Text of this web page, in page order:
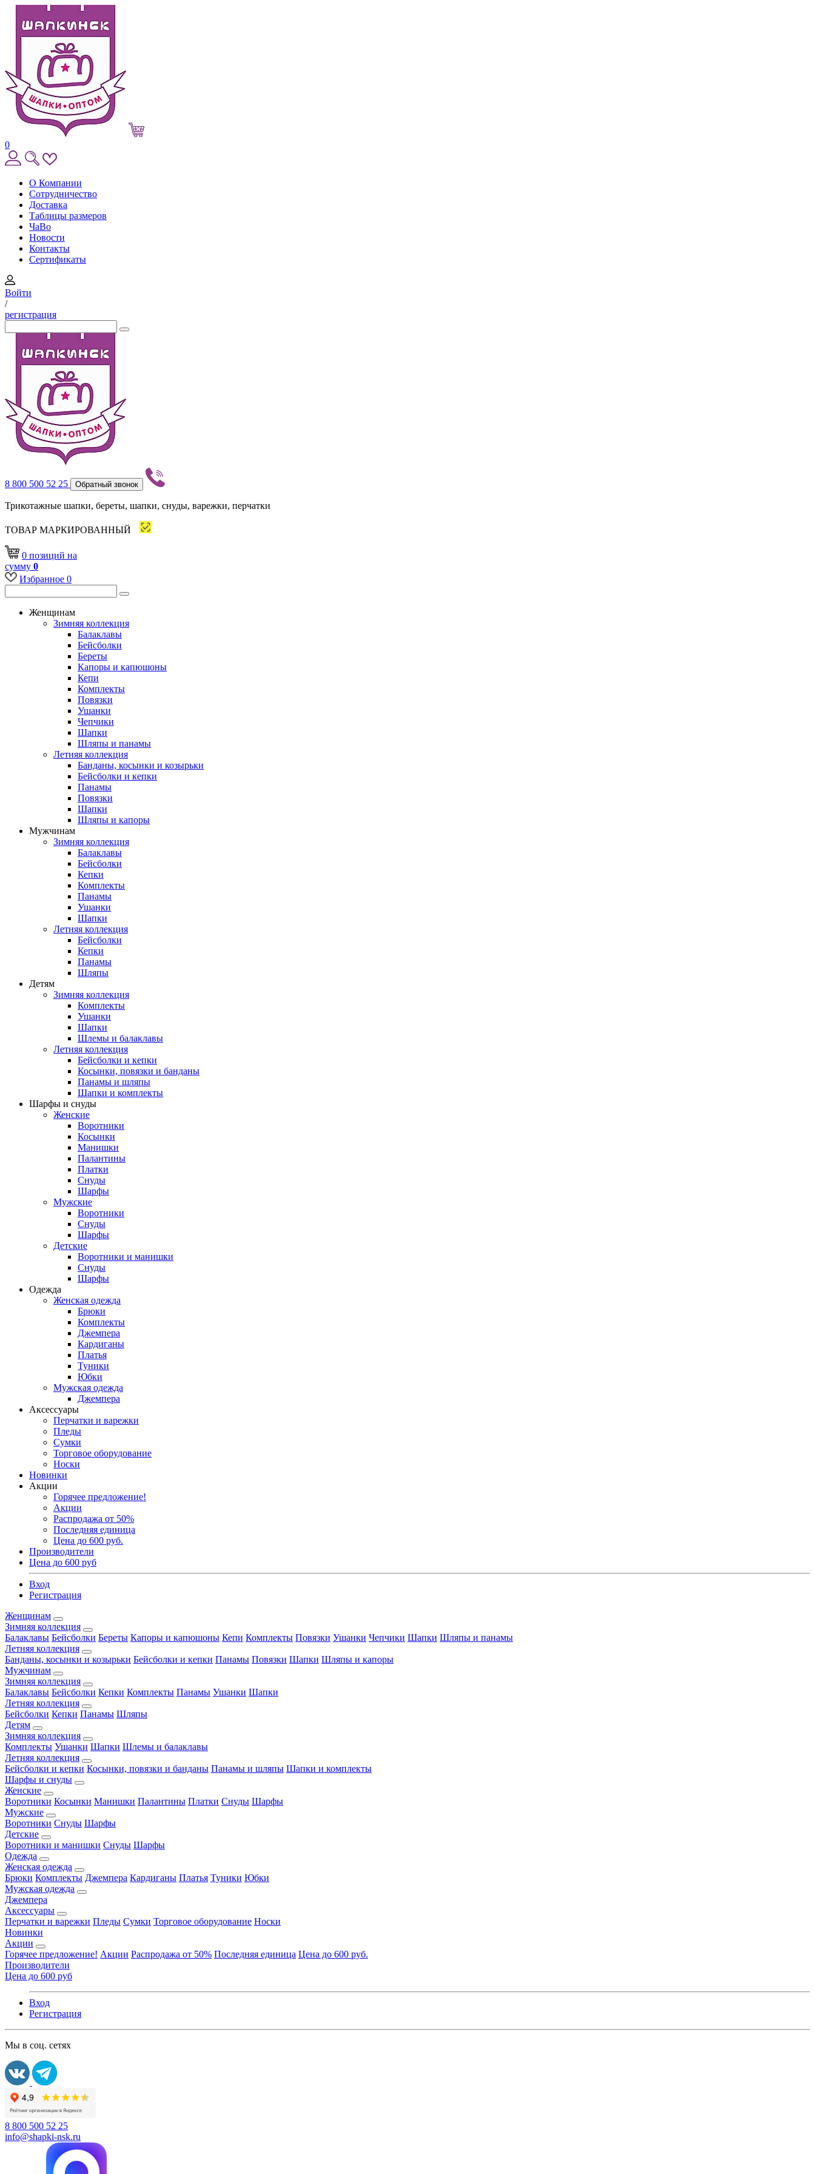
0
О Компании
Сотрудничество
Доставка
Таблицы размеров
ЧаВо
Новости
Контакты
Сертификаты
Войти
/
регистрация
8 800 500 52 25 Обратный звонок
Трикотажные шапки, береты, шапки, снуды, варежки, перчатки
ТОВАР МАРКИРОВАННЫЙ
0 позиций на
сумму 0
Избранное 0
Женщинам
Зимняя коллекция
Балаклавы
Бейсболки
Береты
Капоры и капюшоны
Кепи
Комплекты
Повязки
Ушанки
Чепчики
Шапки
Шляпы и панамы
Летняя коллекция
Банданы, косынки и козырьки
Бейсболки и кепки
Панамы
Повязки
Шапки
Шляпы и капоры
Мужчинам
Зимняя коллекция
Балаклавы
Бейсболки
Кепки
Комплекты
Панамы
Ушанки
Шапки
Летняя коллекция
Бейсболки
Кепки
Панамы
Шляпы
Детям
Зимняя коллекция
Комплекты
Ушанки
Шапки
Шлемы и балаклавы
Летняя коллекция
Бейсболки и кепки
Косынки, повязки и банданы
Панамы и шляпы
Шапки и комплекты
Шарфы и снуды
Женские
Воротники
Косынки
Манишки
Палантины
Платки
Снуды
Шарфы
Мужские
Воротники
Снуды
Шарфы
Детские
Воротники и манишки
Снуды
Шарфы
Одежда
Женская одежда
Брюки
Комплекты
Джемпера
Кардиганы
Платья
Туники
Юбки
Мужская одежда
Джемпера
Аксессуары
Перчатки и варежки
Пледы
Сумки
Торговое оборудование
Носки
Новинки
Акции
Горячее предложение!
Акции
Распродажа от 50%
Последняя единица
Цена до 600 руб.
Производители
Цена до 600 руб
Вход
Регистрация
Женщинам
Зимняя коллекция
Балаклавы Бейсболки Береты Капоры и капюшоны Кепи Комплекты Повязки Ушанки Чепчики Шапки Шляпы и панамы
Летняя коллекция
Банданы, косынки и козырьки Бейсболки и кепки Панамы Повязки Шапки Шляпы и капоры
Мужчинам
Зимняя коллекция
Балаклавы Бейсболки Кепки Комплекты Панамы Ушанки Шапки
Летняя коллекция
Бейсболки Кепки Панамы Шляпы
Детям
Зимняя коллекция
Комплекты Ушанки Шапки Шлемы и балаклавы
Летняя коллекция
Бейсболки и кепки Косынки, повязки и банданы Панамы и шляпы Шапки и комплекты
Шарфы и снуды
Женские
Воротники Косынки Манишки Палантины Платки Снуды Шарфы
Мужские
Воротники Снуды Шарфы
Детские
Воротники и манишки Снуды Шарфы
Одежда
Женская одежда
Брюки Комплекты Джемпера Кардиганы Платья Туники Юбки
Мужская одежда
Джемпера
Аксессуары
Перчатки и варежки Пледы Сумки Торговое оборудование Носки
Новинки
Акции
Горячее предложение! Акции Распродажа от 50% Последняя единица Цена до 600 руб.
Производители
Цена до 600 руб
Вход
Регистрация
Мы в соц. сетях
8 800 500 52 25
info@shapki-nsk.ru